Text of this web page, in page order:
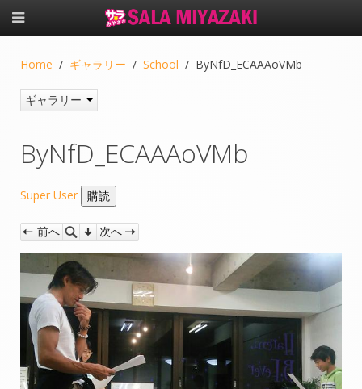
Home ギャラリー School ByNfD_ECAAAoVMb
ギャラリー
ByNfD_ECAAAoVMb
Super User
前へ 次へ